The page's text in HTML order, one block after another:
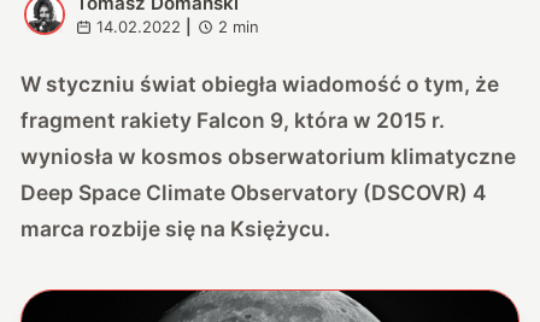
T
14.02.2022 2 min
W styczniu światobiegła wiadomośćo tym, że
fragment rakiety Falcon 9, która w 2015 r.
wyniosła w kosmos obserwatorium klimatyczne
Deep Space Climate Observatory (DSCOVR) 4
marca rozbije się na Księżycu.